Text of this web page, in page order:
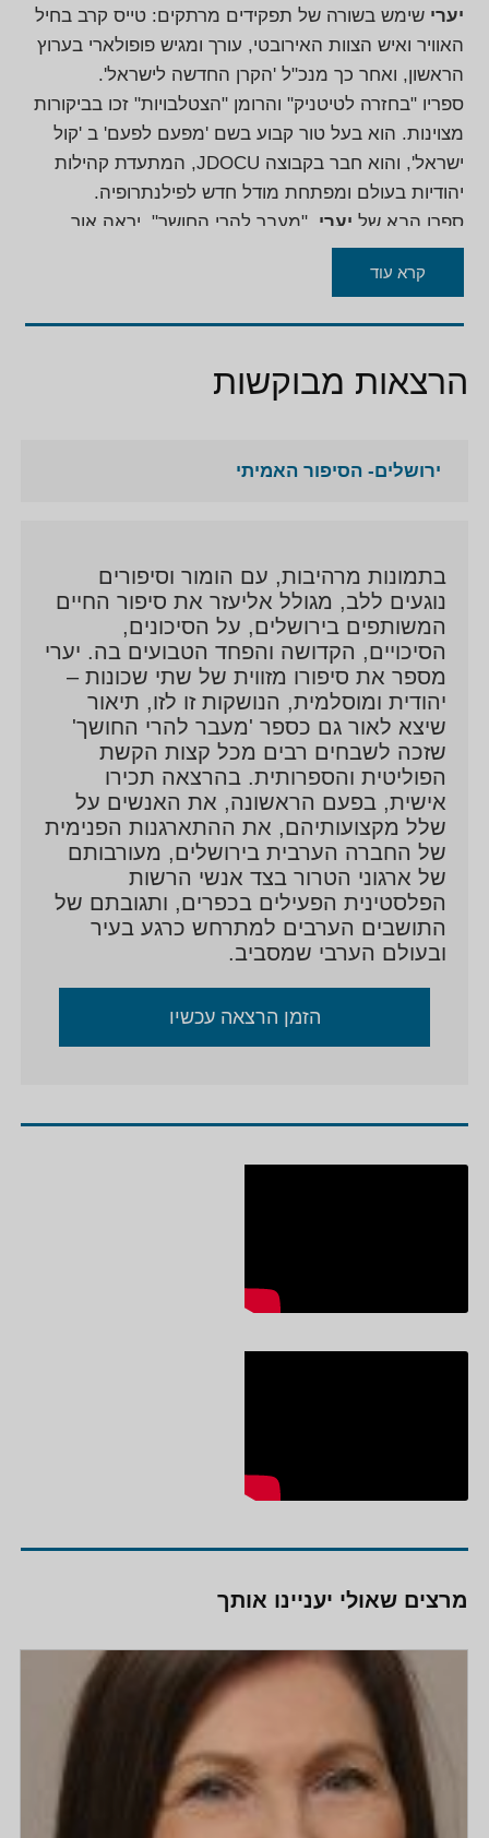
יערי שימש בשורה של תפקידים מרתקים: טייס קרב בחיל
האוויר ואיש הצוות האירובטי, עורך ומגיש פופולארי בערוץ
הראשון, ואחר כך מנכ"ל 'הקרן החדשה לישראל'.
ספריו "בחזרה לטיטניק" והרומן "הצטלבויות" זכו בביקורות
מצוינות. הוא בעל טור קבוע בשם 'מפעם לפעם' ב 'קול
ישראל', והוא חבר בקבוצה JDOCU, המתעדת קהילות
יהודיות בעולם ומפתחת מודל חדש לפילנתרופיה.
ספרו הבא של יערי , "מעבר להרי החושך", יראה אור
בפברואר 2015, והוא חושף באופן בלעדי את מה שקורה
מאחורי הקלעים בירושלים ומה הביא למשבר הנוכחי
העברית, ותואר שני במינהל ציבורי מאוניברסיטת
הרווארד.
קרא עוד
הרצאות מבוקשות
ירושלים- הסיפור האמיתי
בתמונות מרהיבות, עם הומור וסיפורים
נוגעים ללב, מגולל אליעזר את סיפור החיים
המשותפים בירושלים, על הסיכונים,
הסיכויים, הקדושה והפחד הטבועים בה. יערי
מספר את סיפורו מזווית של שתי שכונות –
יהודית ומוסלמית, הנושקות זו לזו, תיאור
שיצא לאור גם כספר 'מעבר להרי החושך'
שזכה לשבחים רבים מכל קצות הקשת
הפוליטית והספרותית. בהרצאה תכירו
אישית, בפעם הראשונה, את האנשים על
שלל מקצועותיהם, את ההתארגנות הפנימית
של החברה הערבית בירושלים, מעורבותם
של ארגוני הטרור בצד אנשי הרשות
הפלסטינית הפעילים בכפרים, ותגובתם של
התושבים הערבים למתרחש כרגע בעיר
ובעולם הערבי שמסביב.
הזמן הרצאה עכשיו
מרצים שאולי יעניינו אותך